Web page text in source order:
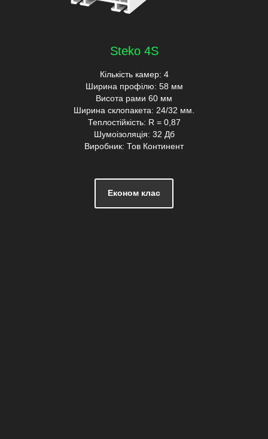
Steko 4S
Кількість камер: 4
Ширина профілю: 58 мм
Висота рами 60 мм
Ширина склопакета: 24/32 мм.
Теплостійкість: R = 0,87
Шумоізоляція: 32 Дб
Виробник: Тов Континент
Економ клас